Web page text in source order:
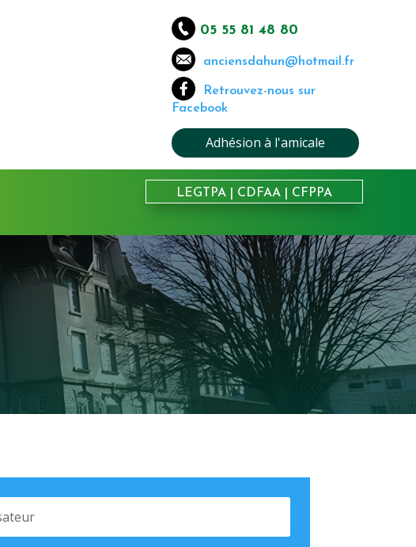
05 55 81 48 80
anciensdahun@hotmail.fr
Retrouvez-nous sur
Facebook
Adhésion à l'amicale
LEGTPA| CDFAA| CFPPA